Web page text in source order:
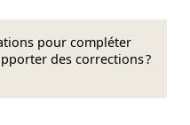
pour compléter
des corrections ?